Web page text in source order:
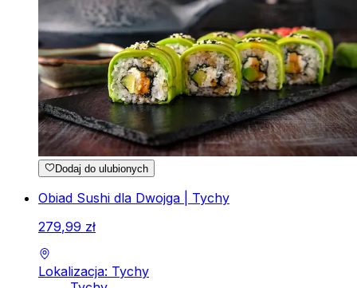
Dodaj do ulubionych
Obiad Sushi dla Dwojga | Tychy
279,99 zł
Lokalizacja: Tychy